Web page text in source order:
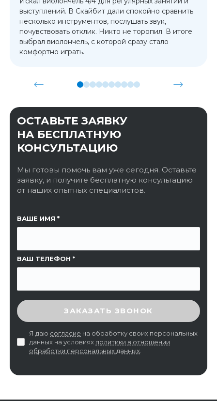
выступлений. В Скайбит дали спокойно сравнить
несколько инструментов, послушать звук,
почувствовать отклик. Никто не торопил. В итоге
выбрал виолончель, с которой сразу стало
комфортно играть.
ОСТАВЬТЕ ЗАЯВКУ
НА БЕСПЛАТНУЮ
КОНСУЛЬТАЦИЮ
Мы готовы помочь вам уже сегодня. Оставьте
заявку, и получите бесплатную консультацию
от наших опытных специалистов.
ВАШЕ ИМЯ
ВАШ ТЕЛЕФОН
ССЫЛКА НА СТРАНИЦУ
ВВЕДИТЕ ПРОВЕРОЧНЫЙ КОД
ЗАКАЗАТЬ ЗВОНОК
Я даю согласие на обработку своих персональных
данных на условиях политики в отношении
обработки персональных данных